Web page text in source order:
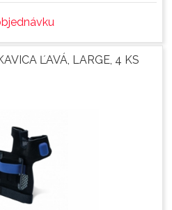
ĽAVÁ, LARGE, 4 KS